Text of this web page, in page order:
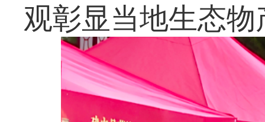
观彰显当地生态